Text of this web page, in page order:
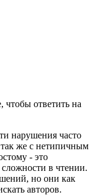
чтобы ответить на
нарушения часто
же с нетипичным
- это
в чтении.
но они как
авторов.